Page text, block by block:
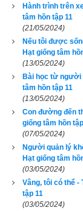
để khi những
việc bủa vây,
trung vào những
Để đọc online
Hãy ủng hộ
xemvm.com.
tính năng cơ
chi, lịch tiết khí,
ngày theo Ngọc
mà còn có
xung khắc với tuổi
theo Lục Diệu
trực), Bành Tổ kỵ
Hành trình trên
tâm hồn tập 11
(21/05/2024)
Nếu tôi được
Hạt giống tâm
(13/05/2024)
Bài học từ người
tâm hồn tập 11
(13/05/2024)
Con đường đến
giống tâm hồn
(07/05/2024)
Người quản lý
Hạt giống tâm
(03/05/2024)
Vâng, tôi có thể -
tập 11
(03/05/2024)